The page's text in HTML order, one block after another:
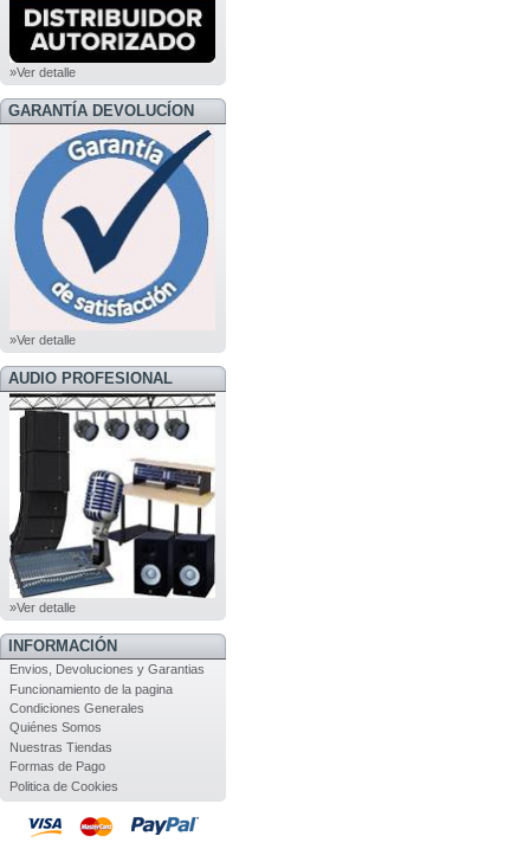
»Ver detalle
GARANTÍA DEVOLUCÍON
»Ver detalle
AUDIO PROFESIONAL
»Ver detalle
INFORMACIÓN
Envios, Devoluciones y Garantias
Funcionamiento de la pagina
Condiciones Generales
Quiénes Somos
Nuestras Tiendas
Formas de Pago
Politica de Cookies